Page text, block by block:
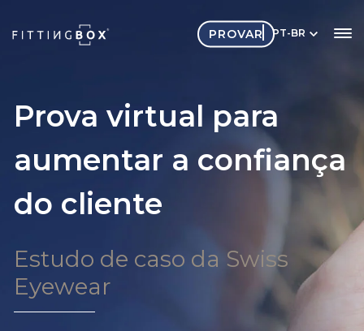
PT-BR
PROVAR
Prova virtual para
aumentar a confiança
do cliente
Estudo de caso da Swiss
Eyewear